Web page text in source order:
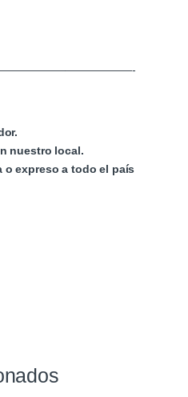
nuestro local.
o expreso a todo el país